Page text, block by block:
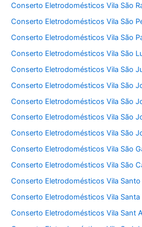
Conserto Eletrodomésticos Vila São
Conserto Eletrodomésticos Vila São
Conserto Eletrodomésticos Vila São
Conserto Eletrodomésticos Vila São
Conserto Eletrodomésticos Vila São
Conserto Eletrodomésticos Vila São
Conserto Eletrodomésticos Vila São
Conserto Eletrodomésticos Vila São
Conserto Eletrodomésticos Vila São
Conserto Eletrodomésticos Vila São
Conserto Eletrodomésticos Vila São
Conserto Eletrodomésticos Vila
Conserto Eletrodomésticos Vila Santa
Conserto Eletrodomésticos Vila Sant